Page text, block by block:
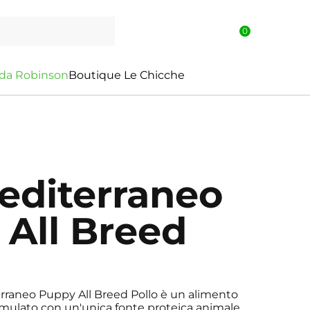
0
a RobinsonBoutique Le Chicche
Breed
Puppy All Breed Pollo è un alimento